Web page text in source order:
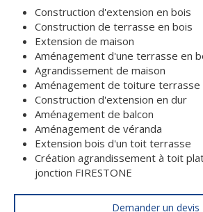
Construction d'extension en bois
Construction de terrasse en bois
Extension de maison
Aménagement d'une terrasse en
Agrandissement de maison
Aménagement de toiture terrasse
Construction d'extension en dur
Aménagement de balcon
Aménagement de véranda
Extension bois d'un toit terrasse
Création agrandissement à toit
jonction FIRESTONE
Demander un devis